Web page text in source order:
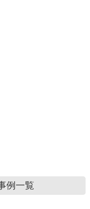
例一覧